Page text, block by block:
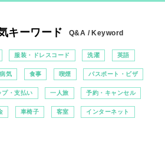
キーワード Q&A / Keyword
服装・ドレスコード 洗濯 英語
病気 食事 喫煙 パスポート・ビザ
プ・支払い 一人旅 予約・キャンセル
車椅子 客室 インターネット